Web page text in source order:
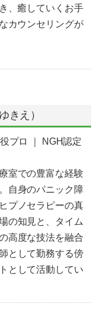
、癒していくお手
カウンセリングが
きえ）
プロ ｜ NGH認定
室での豊富な経験
自身のパニック障
プノセラピーの真
の知見と、タイム
高度な技法を融合
として勤務する傍
として活動してい